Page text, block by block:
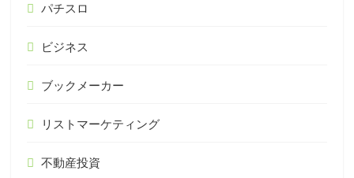
パチスロ
ビジネス
ブックメーカー
リストマーケティング
不動産投資